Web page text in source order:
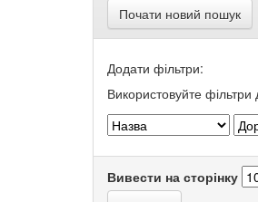
Почати новий пошук
Додати фільтри:
Використовуйте фільтри
Вивести на сторінку